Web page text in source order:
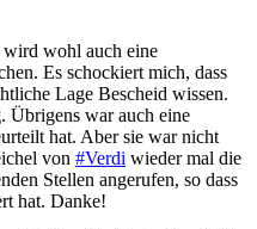
wohl auch eine
Es schockiert mich, dass
Lage Bescheid wissen.
Übrigens war auch eine
hat. Aber sie war nicht
von #Verdi wieder mal die
Stellen angerufen, so dass
hat. Danke!